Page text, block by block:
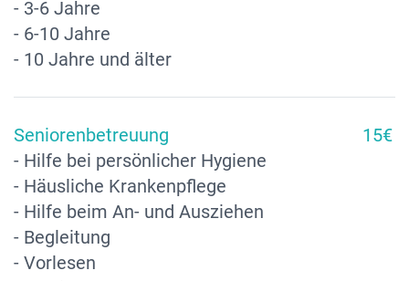
- 3-6 Jahre
- 6-10 Jahre
- 10 Jahre und älter
Seniorenbetreuung
- Hilfe bei persönlicher Hygiene
- Häusliche Krankenpflege
- Hilfe beim An- und Ausziehen
- Begleitung
- Vorlesen
15€